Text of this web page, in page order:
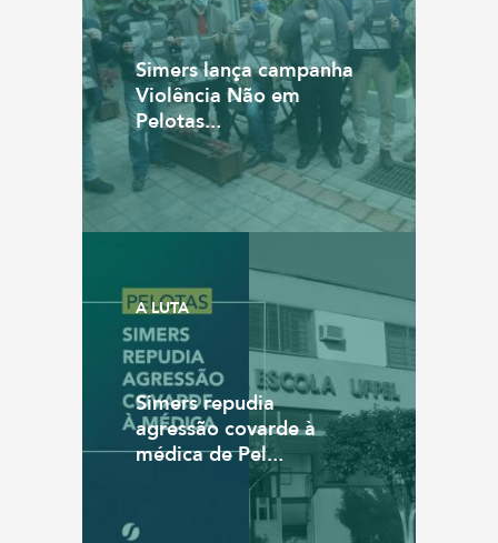
Simers lança campanha
Violência Não em
Pelotas...
A LUTA
Simers repudia
agressão covarde à
médica de Pel...